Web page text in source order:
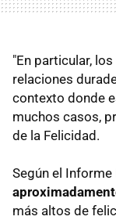
"En particular,
relaciones
contexto donde
muchos casos,
de la Felicidad.
Según el Informe
más altos de